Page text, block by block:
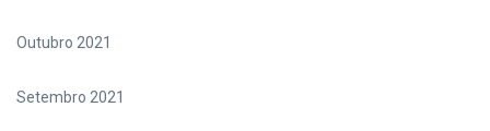
Outubro 2021
Setembro 2021